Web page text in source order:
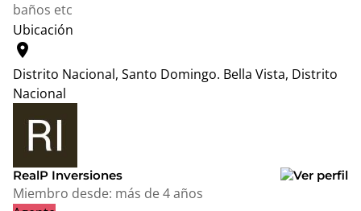
baños etc
Ubicación
location_on
Distrito Nacional, Santo Domingo. Bella Vista, Distrito
Nacional
+
−
RealP Inversiones
Miembro desde: más de 4 años